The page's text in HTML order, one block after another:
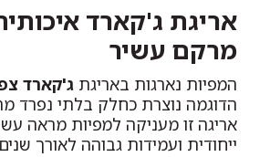
אריגת ג'קארד
מרקם עשיר
המפיות נארגות באריגת ג'קארד
הדוגמה נוצרת כחלק בלתי נפרד
אריגה זו מעניקה למפיות מראה
ייחודית ועמידות גבוהה לאורך